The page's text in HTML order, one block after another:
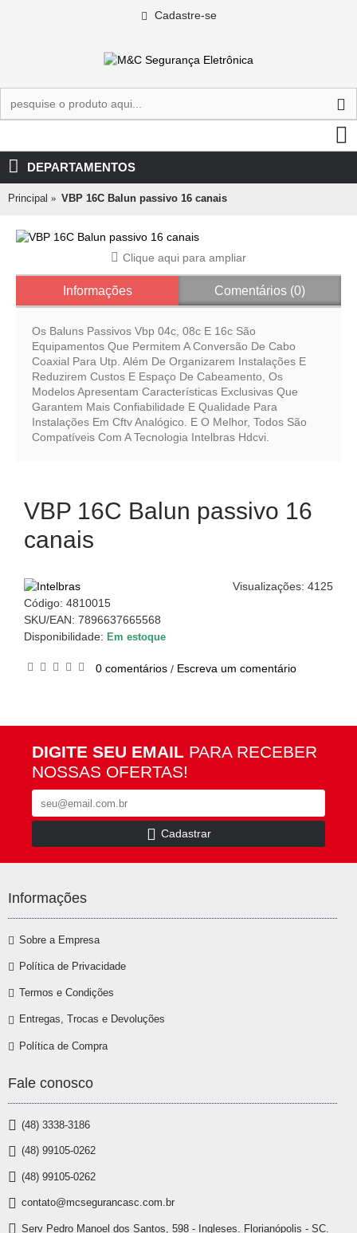
Cadastre-se
DEPARTAMENTOS
Principal VBP 16C Balun passivo 16 canais
Clique aqui para ampliar
Informações Comentários (0)
Os Baluns Passivos Vbp 04c, 08c E 16c São
Equipamentos Que Permitem A Conversão De Cabo
Coaxial Para Utp. Além De Organizarem Instalações E
Reduzirem Custos E Espaço De Cabeamento, Os
Modelos Apresentam Características Exclusivas Que
Garantem Mais Confiabilidade E Qualidade Para
Instalações Em Cftv Analógico. E O Melhor, Todos São
Compatíveis Com A Tecnologia Intelbras Hdcvi.
VBP 16C Balun passivo 16
canais
Visualizações: 4125
Código: 4810015
SKU/EAN: 7896637665568
Disponibilidade: Em estoque
0 comentários / Escreva um comentário
DIGITE SEU EMAIL PARA RECEBER
NOSSAS OFERTAS!
Cadastrar
Informações
Sobre a Empresa
Política de Privacidade
Termos e Condições
Entregas, Trocas e Devoluções
Política de Compra
Fale conosco
(48) 3338-3186
(48) 99105-0262
(48) 99105-0262
contato@mcsegurancasc.com.br
Serv Pedro Manoel dos Santos, 598 - Ingleses. Florianópolis - SC.